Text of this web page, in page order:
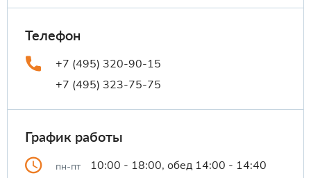
Телефон
+7 (495) 320-90-15
+7 (495) 323-75-75
График работы
пн-пт 10:00 - 18:00, обед 14:00 - 14:40